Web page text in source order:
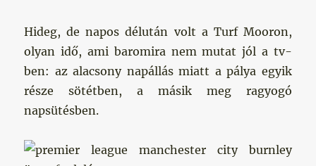
Hideg, de napos délután volt a Turf Mooron,
olyan idő, ami baromira nem mutat jól a tv-
ben: az alacsony napállás miatt a pálya egyik
része sötétben, a másik meg ragyogó
napsütésben.